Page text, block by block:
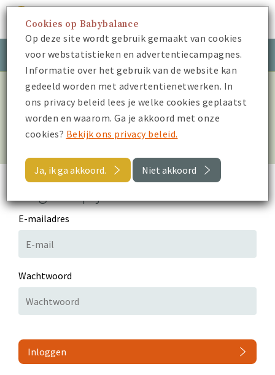
Inloggen Meld je aan
Log in om alle video’s te
bekijken
E-mailadres
Wachtwoord
Inloggen
Cookies op Babybalance
Op deze site wordt gebruik gemaakt van cookies
voor webstatistieken en advertentiecampagnes.
Informatie over het gebruik van de website kan
gedeeld worden met advertentienetwerken. In
ons privacy beleid lees je welke cookies geplaatst
worden en waarom. Ga je akkoord met onze
cookies? Bekijk ons privacy beleid.
Ja, ik ga akkoord. Niet akkoord